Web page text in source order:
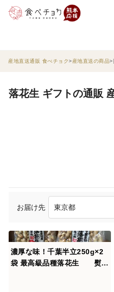
産地直送通販 食べチョク 産地直送の商品
落花生 ギフトの通販
お届け先
濃厚な味！千葉半立250g×2
袋 最高級品種落花生 熨斗